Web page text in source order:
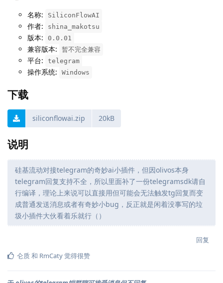
名称: SiliconFlowAI
作者: shina_makotsu
版本: 0.0.01
兼容版本: 暂不完全兼容
平台: telegram
操作系统: Windows
下载
siliconflowai.zip 20kB
说明
硅基流动对接telegram的奇妙ai小插件，但因olivos本身
telegram回复支持不全，所以里面补了一份telegramsdk请自
行编译，理论上来说可以直接用但可能会无法触发tg回复而变
成普通发送消息或者有奇妙小bug，反正就是闲着没事写的垃
圾小插件大伙看着乐就行（）
回复
仑质和 RmCaty觉得很赞